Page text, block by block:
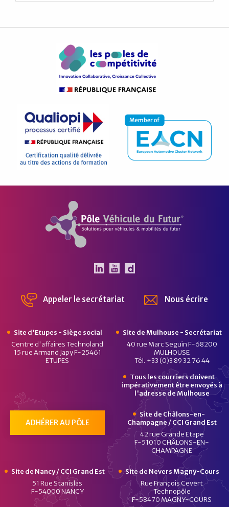
Pôle Véhicule du Futur
Appeler le secrétariat Nous écrire
Site d'Etupes - Siège social
Centre d'affaires Technoland
15 rue Armand Japy F-25461
ETUPES
Site de Mulhouse - Secrétariat
40 rue Marc Seguin F-68200
MULHOUSE
Tél. +33 (0)3 89 32 76 44
Tous les courriers doivent
impérativement être envoyés à
l'adresse de Mulhouse
ADHÉRER AU PÔLE
Site de Châlons-en-
Champagne / CCI Grand Est
42 rue Grande Etape
F-51010 CHÂLONS-EN-
CHAMPAGNE
Site de Nancy / CCI Grand Est
51 Rue Stanislas
F-54000 NANCY
Site de Nevers Magny-Cours
Rue François Cevert
Technopôle
F-58470 MAGNY-COURS